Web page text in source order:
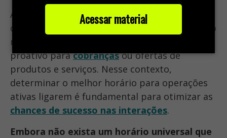
Acessar material
As operações ativas desempenham um papel
desafiador no engajamento dos clientes, sendo
responsáveis por estabelecer um contato
proativo paracobrançasou ofertas de
produtos e serviços. Nesse contexto,
determinar o melhor horário para operações
ativas ligarem é fundamental para otimizar as
chances de sucesso nas interações.
Embora não exista um horário universal que